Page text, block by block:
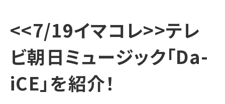
<<7/19イマコレ>>テレ
ビ朝日ミュージック「Da-
iCE」を紹介！